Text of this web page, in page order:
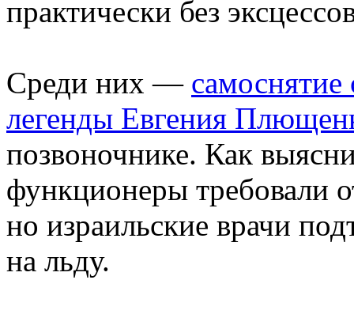
практически без
Среди них —
легенды Евгения
позвоночнике. Как
функционеры требовали
но израильские врачи
на льду.